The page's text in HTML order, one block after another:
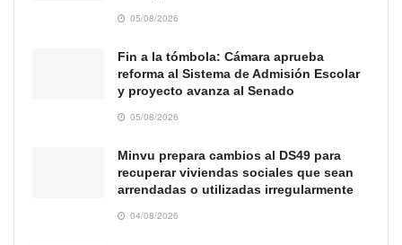
05/08/2026
Fin a la tómbola: Cámara aprueba
reforma al Sistema de Admisión Escolar
y proyecto avanza al Senado
05/08/2026
Minvu prepara cambios al DS49 para
recuperar viviendas sociales que sean
arrendadas o utilizadas irregularmente
04/08/2026